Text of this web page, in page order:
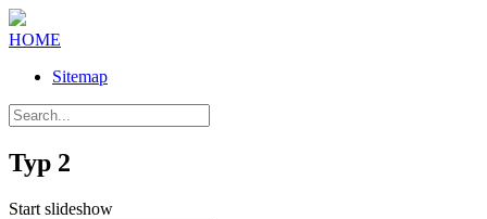
HOME
Sitemap
Typ 2
Start slideshow